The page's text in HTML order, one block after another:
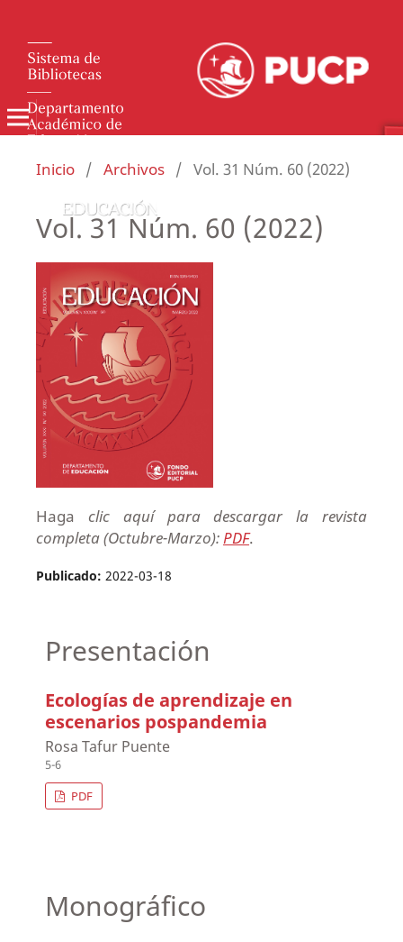
Inicio / Archivos / Vol. 31 Núm. 60 (2022)
Vol. 31 Núm. 60 (2022)
Haga clic aquí para descargar la revista
completa (Octubre-Marzo):PDF.
Publicado: 2022-03-18
Presentación
Ecologías de aprendizaje en
escenarios pospandemia
Rosa Tafur Puente
5-6
PDF
Monográfico